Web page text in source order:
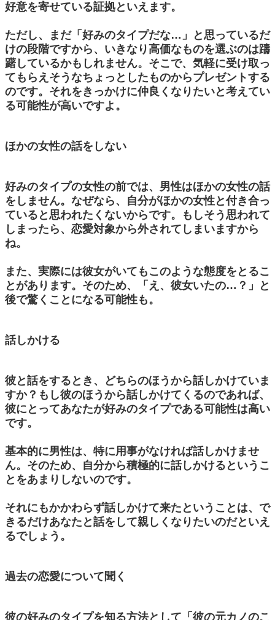
好意を寄せている証拠といえます。
ただし、まだ「好みのタイプだな…」と思っているだ
けの段階ですから、いきなり高価なものを選ぶのは躊
躇しているかもしれません。そこで、気軽に受け取っ
てもらえそうなちょっとしたものからプレゼントする
のです。それをきっかけに仲良くなりたいと考えてい
る可能性が高いですよ。
ほかの女性の話をしない
好みのタイプの女性の前では、男性はほかの女性の話
をしません。なぜなら、自分がほかの女性と付き合っ
ていると思われたくないからです。もしそう思われて
しまったら、恋愛対象から外されてしまいますから
ね。
また、実際には彼女がいてもこのような態度をとるこ
とがあります。そのため、「え、彼女いたの…？」と
後で驚くことになる可能性も。
話しかける
彼と話をするとき、どちらのほうから話しかけていま
すか？もし彼のほうから話しかけてくるのであれば、
彼にとってあなたが好みのタイプである可能性は高い
です。
基本的に男性は、特に用事がなければ話しかけませ
ん。そのため、自分から積極的に話しかけるというこ
とをあまりしないのです。
それにもかかわらず話しかけて来たということは、で
きるだけあなたと話をして親しくなりたいのだといえ
るでしょう。
過去の恋愛について聞く
彼の好みのタイプを知る方法として「彼の元カノのこ